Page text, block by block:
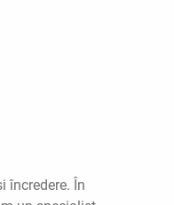
încredere. În